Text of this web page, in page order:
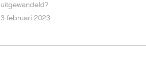
uitgewandeld?
3 februari 2023